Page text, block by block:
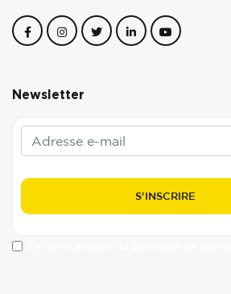
Newsletter